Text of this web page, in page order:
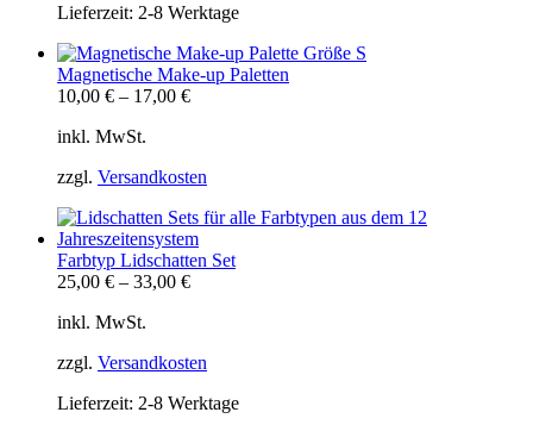
Lieferzeit: 2-8 Werktage
Magnetische Make-up Paletten
10,00 € – 17,00 €
inkl. MwSt.
zzgl. Versandkosten
Farbtyp Lidschatten Set
25,00 € – 33,00 €
inkl. MwSt.
zzgl. Versandkosten
Lieferzeit: 2-8 Werktage